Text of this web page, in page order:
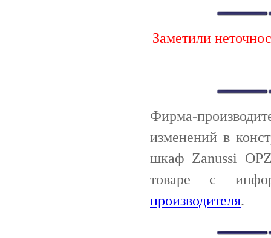
Заметили
Фирма-
изменений в
шкаф Zanussi
товаре с
производителя.